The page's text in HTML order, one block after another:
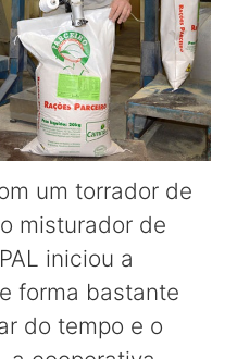
um torrador de
misturador de
iniciou a
forma bastante
do tempo e o